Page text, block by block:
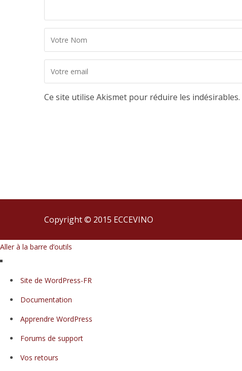
Ce site utilise Akismet pour réduire les indésirables.
Copyright © 2015 ECCEVINO
Aller à la barre d’outils
WordPress
Site de WordPress-FR
Documentation
Apprendre WordPress
Forums de support
Vos retours